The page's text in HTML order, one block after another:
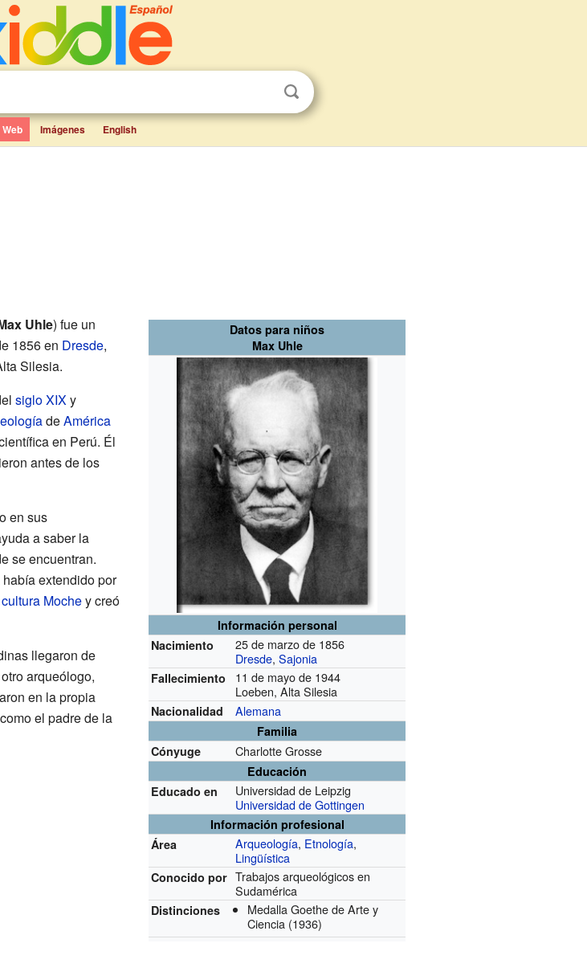
Web Imágenes English
Datos para niños
Max Uhle
Información personal
Nacimiento
25 de marzo de 1856
Dresde,Sajonia
Fallecimiento
11 de mayo de 1944
Loeben, Alta Silesia
Nacionalidad Alemana
Familia
Cónyuge
Charlotte Grosse
Educación
Educado en
Universidad de Leipzig
Universidad de Gottingen
Información profesional
Área
Arqueología, Etnología,
Lingüística
Conocido por Trabajos arqueológicos en
Sudamérica
Distinciones
Medalla Goethe de Arte y
Ciencia (1936)
Uhle) fue un
1856 en Dresde,
Silesia.
siglo XIXy
deAmérica
en Perú. Él
antes de los
en sus
a saber la
se encuentran.
extendido por
cultura Mochey creó
llegaron de
arqueólogo,
en la propia
el padre de la